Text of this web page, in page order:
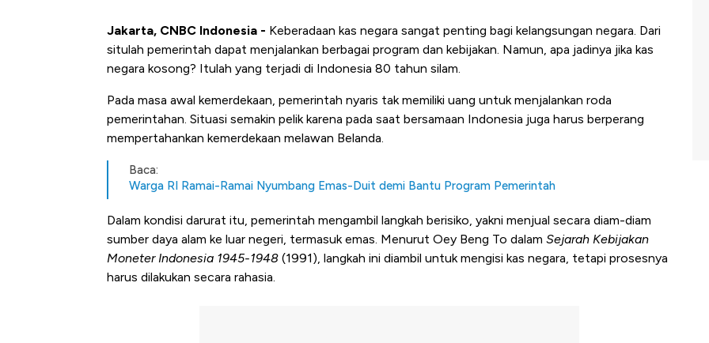
Jakarta, CNBC Indonesia - Keberadaan kas negara sangat penting bagi kelangsungan negara. Dari
situlah pemerintah dapat menjalankan berbagai program dan kebijakan. Namun, apa jadinya jika kas
negara kosong? Itulah yang terjadi di Indonesia 80 tahun silam.
Pada masa awal kemerdekaan, pemerintah nyaris tak memiliki uang untuk menjalankan roda
pemerintahan. Situasi semakin pelik karena pada saat bersamaan Indonesia juga harus berperang
mempertahankan kemerdekaan melawan Belanda.
Baca:
Warga RI Ramai-Ramai Nyumbang Emas-Duit demi Bantu Program Pemerintah
Dalam kondisi darurat itu, pemerintah mengambil langkah berisiko, yakni menjual secara diam-diam
sumber daya alam ke luar negeri, termasuk emas. Menurut Oey Beng To dalam Sejarah Kebijakan
Moneter Indonesia 1945-1948 (1991), langkah ini diambil untuk mengisi kas negara, tetapi prosesnya
harus dilakukan secara rahasia.